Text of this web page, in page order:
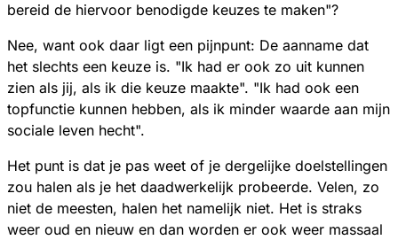
bereid de hiervoor benodigde keuzes te maken"?
Nee, want ook daar ligt een pijnpunt: De aanname dat
het slechts een keuze is. "Ik had er ook zo uit kunnen
zien als jij, als ik die keuze maakte". "Ik had ook een
topfunctie kunnen hebben, als ik minder waarde aan mijn
sociale leven hecht".
Het punt is dat je pas weet of je dergelijke doelstellingen
zou halen als je het daadwerkelijk probeerde. Velen, zo
niet de meesten, halen het namelijk niet. Het is straks
weer oud en nieuw en dan worden er ook weer massaal